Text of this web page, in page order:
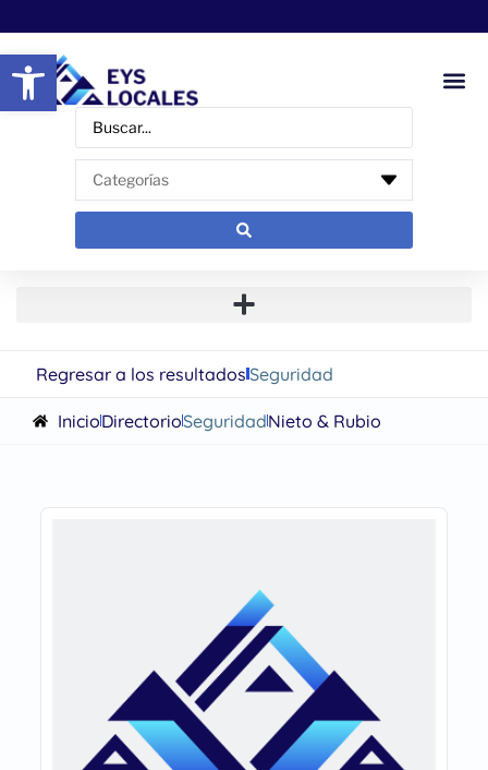
Abrir barra de herramientas
Regresar a los resultadosSeguridad
InicioDirectorioSeguridadNieto & Rubio